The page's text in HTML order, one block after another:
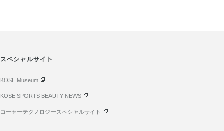
スペシャルサイト
KOSE Museum
KOSE SPORTS BEAUTY NEWS
コーセーテクノロジースペシャルサイト